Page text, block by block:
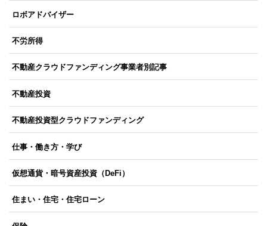
ロボアドバイザー
不労所得
不動産クラウドファンディング事業者別記事
不動産投資
不動産投資型クラウドファンディング
仕事・働き方・学び
仮想通貨・暗号資産投資（DeFi）
住まい・住宅・住宅ローン